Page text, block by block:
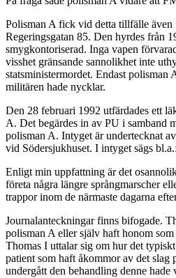
Polisman A fick vid detta tillfälle även
Regeringsgatan 85. Den hyrdes från
smygkontoriserad. Inga vapen
visshet gränsande sannolikhet inte
statsministermordet. Endast polisman
militären hade nycklar.
Den 28 februari 1992 utfärdades ett
A. Det begärdes in av PU i samband
polisman A. Intyget är undertecknat
vid Södersjukhuset. I intyget sägs bl.a.:
Enligt min uppfattning är det
företa några längre språngmarscher
trappor inom de närmaste dagarna
Journalanteckningar finns bifogade.
polisman A eller själv haft honom
Thomas I uttalar sig om hur det
patient som haft åkommor av det slag
undergått den behandling denne hade